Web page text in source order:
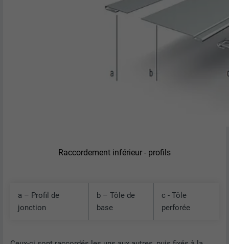
Raccordement inférieur - profils
a – Profil de
jonction
b – Tôle de
base
c - Tôle
perforée